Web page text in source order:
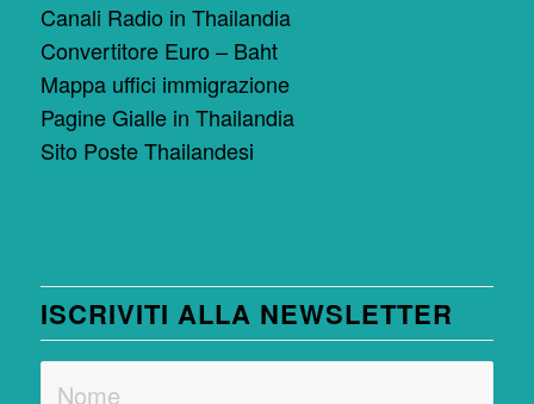
Canali Radio in Thailandia
Convertitore Euro – Baht
Mappa uffici immigrazione
Pagine Gialle in Thailandia
Sito Poste Thailandesi
ISCRIVITI ALLA NEWSLETTER